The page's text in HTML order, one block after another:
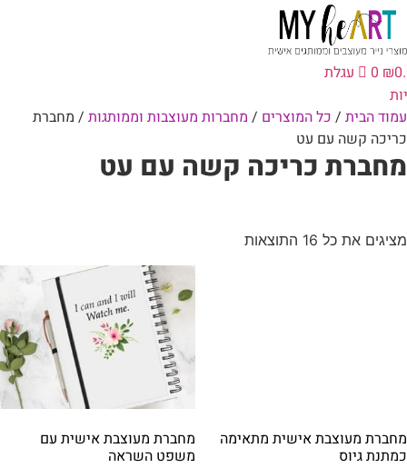
₪
0
עגלת
עמוד הבית / כל המוצרים / מחברות מעוצבות וממותגות / מחברת
כריכה קשה עם עט
מחברת כריכה קשה עם עט
מציגים את כל ⁦16⁩ התוצאות
מחברת מעוצבת אישית מתאימה
כמתנת גיוס
מחברת מעוצבת אישית עם
משפט השראה